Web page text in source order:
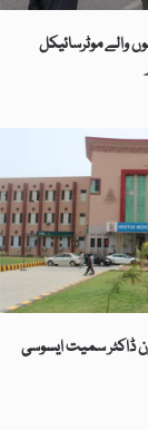
والے موٹرسائیکل
میں خاتون ڈاکٹر سمیت ایسوسی